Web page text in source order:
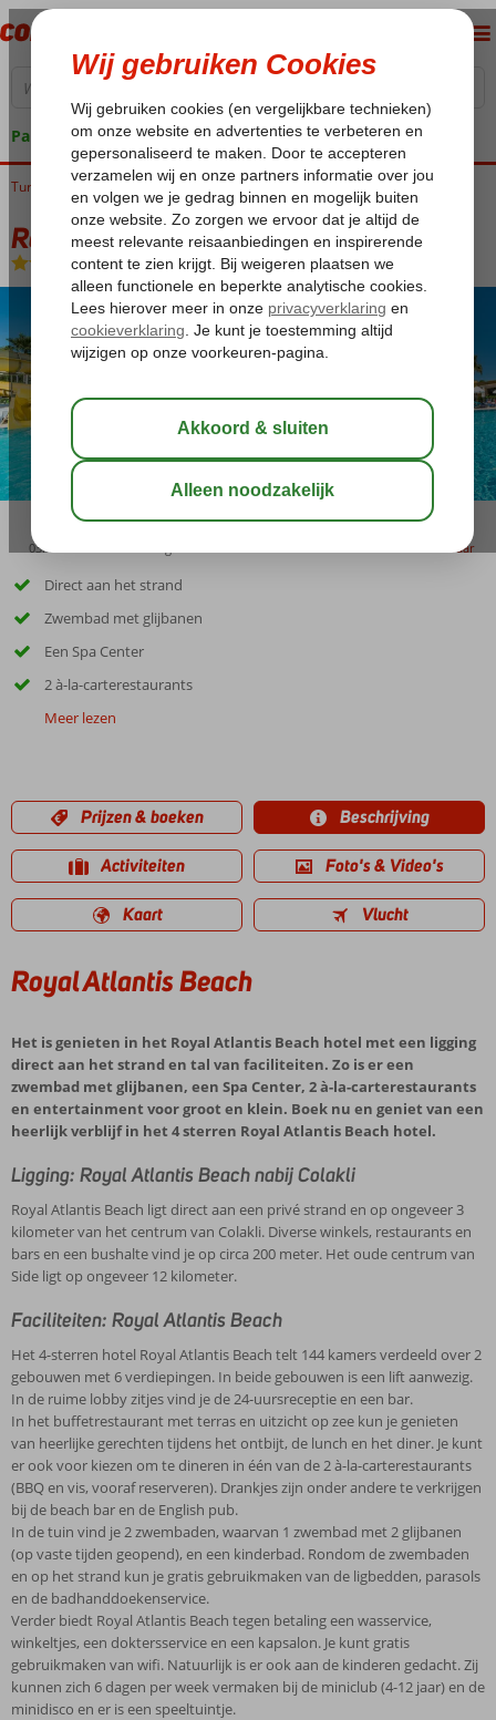
Pakketgarantie
Home
Turkije Turkse Riviera Side Colakli Royal Atlantis Beach
Royal Atlantis Beach
Ultra All Inclusive -Hotel
03:45 bewaar
Direct aan het strand
Zwembad met glijbanen
Een Spa Center
2 à-la-carterestaurants
Meer lezen
Prijzen & boeken Beschrijving
Activiteiten Foto's & Video's
Kaart Vlucht
Royal Atlantis Beach
Het is genieten in het Royal Atlantis Beach hotel met een ligging
direct aan het strand en tal van faciliteiten. Zo is er een
zwembad met glijbanen, een Spa Center, 2 à-la-carterestaurants
en entertainment voor groot en klein. Boek nu en geniet van een
heerlijk verblijf in het 4 sterren Royal Atlantis Beach hotel.
Ligging: Royal Atlantis Beach nabij Colakli
Royal Atlantis Beach ligt direct aan een privé strand en op ongeveer 3
kilometer van het centrum van Colakli. Diverse winkels, restaurants en
bars en een bushalte vind je op circa 200 meter. Het oude centrum van
Side ligt op ongeveer 12 kilometer.
Faciliteiten: Royal Atlantis Beach
Het 4-sterren hotel Royal Atlantis Beach telt 144 kamers verdeeld over 2
gebouwen met 6 verdiepingen. In beide gebouwen is een lift aanwezig.
In de ruime lobby zitjes vind je de 24-uursreceptie en een bar.
In het buffetrestaurant met terras en uitzicht op zee kun je genieten
van heerlijke gerechten tijdens het ontbijt, de lunch en het diner. Je kunt
er ook voor kiezen om te dineren in één van de 2 à-la-carterestaurants
(BBQ en vis, vooraf reserveren). Drankjes zijn onder andere te verkrijgen
bij de beach bar en de English pub.
In de tuin vind je 2 zwembaden, waarvan 1 zwembad met 2 glijbanen
(op vaste tijden geopend), en een kinderbad. Rondom de zwembaden
en op het strand kun je gratis gebruikmaken van de ligbedden, parasols
en de badhanddoekenservice.
Verder biedt Royal Atlantis Beach tegen betaling een wasservice,
winkeltjes, een doktersservice en een kapsalon. Je kunt gratis
gebruikmaken van wifi. Natuurlijk is er ook aan de kinderen gedacht. Zij
kunnen zich 6 dagen per week vermaken bij de miniclub (4-12 jaar) en de
minidisco en er is een speeltuintje.